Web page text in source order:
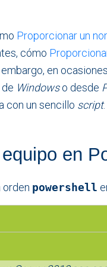
Proporcionar un
cómo
embargo, en
Windowso desde
con un sencillo script
en
orden powershell